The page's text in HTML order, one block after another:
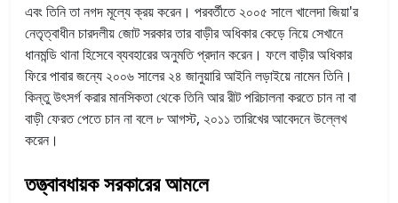
এবং তিনি তা নগদ মূল্যে ক্রয় করেন। পরবর্তীতে ২০০৫ সালে খালেদা জিয়া'র
নেতৃত্বাধীন চারদলীয় জোট সরকার তার বাড়ীর অধিকার কেড়ে নিয়ে সেখানে
ধানমন্ডি থানা হিসেবে ব্যবহারের অনুমতি প্রদান করেন। ফলে বাড়ীর অধিকার
ফিরে পাবার জন্যে ২০০৬ সালের ২৪ জানুয়ারি আইনি লড়াইয়ে নামেন তিনি।
কিন্তু উৎসর্গ করার মানসিকতা থেকে তিনি আর রীট পরিচালনা করতে চান না বা
বাড়ী ফেরত পেতে চান না বলে ৮ আগস্ট, ২০১১ তারিখের আবেদনে উল্লেখ
করেন।
তত্ত্বাবধায়ক সরকারের আমলে